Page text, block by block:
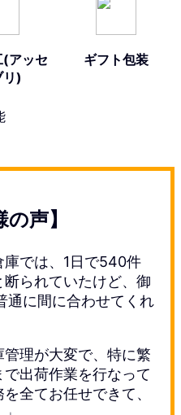
(アッセ
リ)
ギフト包装
の声】
庫では、1日で540件
られていたけど、御
通に間に合わせてくれ
管理が大変で、特に繁
出荷作業を行なって
全てお任せできて、